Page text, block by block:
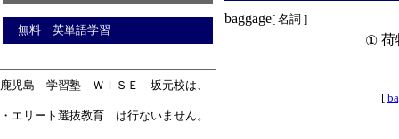
無料 英単語学習
鹿児島 学習塾 ＷＩＳＥ 坂元校は、
・エリート選抜教育 は行ないません。
baggage[ 名詞 ]
① 荷
[